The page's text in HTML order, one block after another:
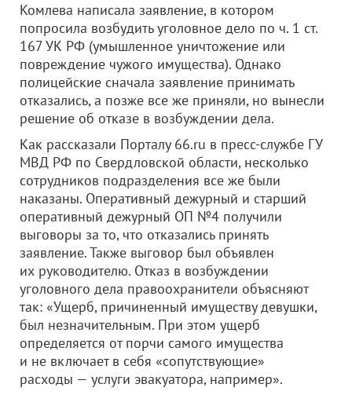
Комлева написала заявление, в котором
попросила возбудить уголовное дело по ч. 1 ст.
167 УК РФ (умышленное уничтожение или
повреждение чужого имущества). Однако
полицейские сначала заявление принимать
отказались, а позже все же приняли, но вынесли
решение об отказе в возбуждении дела.
Как рассказали Порталу 66.ru в пресс-службе ГУ
МВД РФ по Свердловской области, несколько
сотрудников подразделения все же были
наказаны. Оперативный дежурный и старший
оперативный дежурный ОП №4 получили
выговоры за то, что отказались принять
заявление. Также выговор был объявлен
их руководителю. Отказ в возбуждении
уголовного дела правоохранители объясняют
так: «Ущерб, причиненный имуществу девушки,
был незначительным. При этом ущерб
определяется от порчи самого имущества
и не включает в себя «сопутствующие»
расходы — услуги эвакуатора, например».